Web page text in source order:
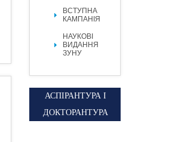
ВСТУПНА
КАМПАНІЯ
НАУКОВІ
ВИДАННЯ
ЗУНУ
АСПІРАНТУРА І
ДОКТОРАНТУРА